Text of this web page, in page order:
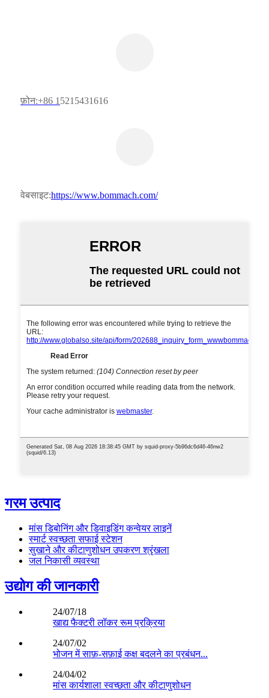
फ़ोन:+86 1 5215431616
वेबसाइट:https://www.bommach.com/
गरम उत्पाद
मांस डिबोनिंग और डिवाइडिंग कन्वेयर लाइनें
स्मार्ट स्वच्छता सफाई स्टेशन
सुखाने और कीटाणुशोधन उपकरण श्रृंखला
जल निकासी व्यवस्था
उद्योग की जानकारी
24/07/18
खाद्य फैक्टरी लॉकर रूम प्रक्रिया
24/07/02
भोजन में साफ़-सफ़ाई कक्ष बदलने का प्रबंधन...
24/04/02
मांस कार्यशाला स्वच्छता और कीटाणुशोधन